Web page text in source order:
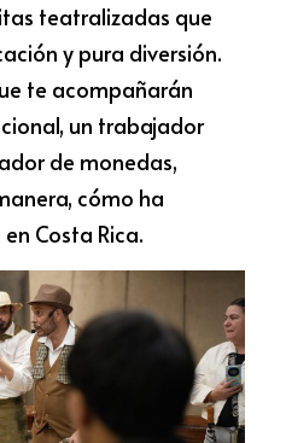
teatralizadas que
y pura diversión.
te acompañarán
un trabajador
de monedas,
cómo ha
Costa Rica.